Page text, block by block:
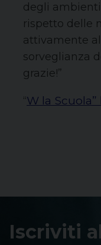
degli
rispetto delle
attivamente
sorveglianza
grazie!”
“W la Scuola”
Iscriviti